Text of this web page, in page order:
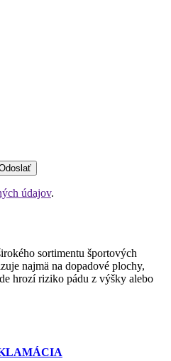
údajov.
sortimentu športových
najmä na dopadové plochy,
hrozí riziko pádu z výšky alebo